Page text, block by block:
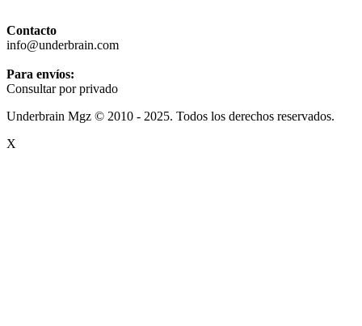
Contacto
info@underbrain.com
Para envíos:
Consultar por privado
Underbrain Mgz © 2010 - 2025. Todos los derechos reservados.
X